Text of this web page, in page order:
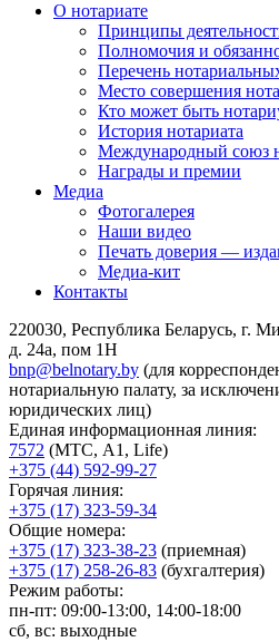
О нотариате
Принципы
Полномочия и
Перечень
Место совершения
Кто может быть
История нотариата
Международный союз
Награды и премии
Медиа
Фотогалерея
Наши видео
Печать доверия —
Медиа-кит
Контакты
220030, Республика Беларусь, г.
д. 24а, пом 1Н
bnp@belnotary.by (для
нотариальную палату, за
юридических лиц)
Единая информационная линия:
7572 (МТС, A1, Life)
+375 (44) 592-99-27
Горячая линия:
+375 (17) 323-59-34
Общие номера:
+375 (17) 323-38-23 (приемная)
+375 (17) 258-26-83 (бухгалтерия)
Режим работы:
пн-пт: 09:00-13:00, 14:00-18:00
сб, вс: выходные